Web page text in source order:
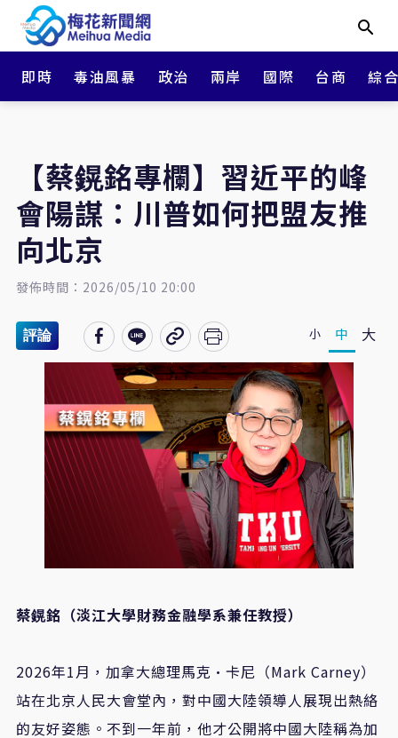
即時 毒油風暴 政治 兩岸 國際 台商 綜
【​​​​​​​蔡鎤銘專欄】習近平的峰
會陽謀：川普如何把盟友推
向北京
發佈時間：2026/05/10 20:00
評論 小 中 大
蔡鎤銘（淡江大學財務金融學系兼任教授）
2026年1月，加拿大總理馬克·卡尼（Mark Carney）
站在北京人民大會堂內，對中國大陸領導人展現出熱絡
的友好姿態。不到一年前，他才公開將中國大陸稱為加